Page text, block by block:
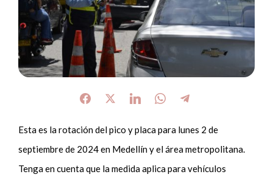
Esta es la rotación del pico y placa para lunes 2 de
septiembre de 2024 en Medellín y el área metropolitana.
Tenga en cuenta que la medida aplica para vehículos